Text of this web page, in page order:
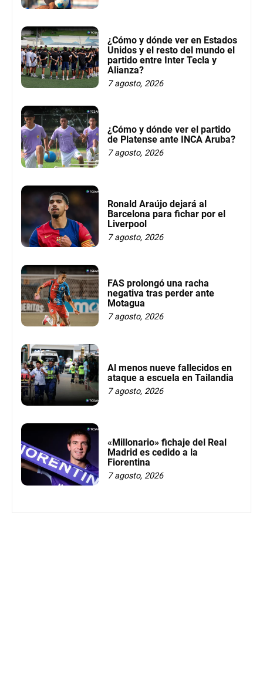
¿Cómo y dónde ver en Estados
Unidos y el resto del mundo el
partido entre Inter Tecla y
Alianza?
7 agosto, 2026
¿Cómo y dónde ver el partido
de Platense ante INCA Aruba?
7 agosto, 2026
Ronald Araújo dejará al
Barcelona para fichar por el
Liverpool
7 agosto, 2026
FAS prolongó una racha
negativa tras perder ante
Motagua
7 agosto, 2026
Al menos nueve fallecidos en
ataque a escuela en Tailandia
7 agosto, 2026
«Millonario» fichaje del Real
Madrid es cedido a la
Fiorentina
7 agosto, 2026